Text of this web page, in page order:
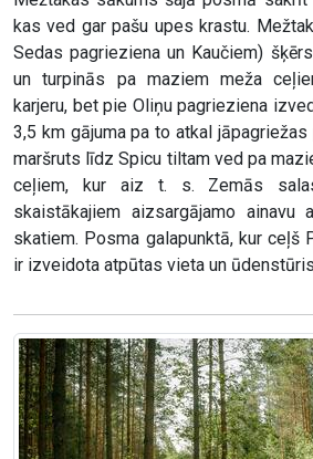
kas ved gar pašu upes krastu.
Sedas pagrieziena un Kaučiem)
un turpinās pa maziem meža
karjeru, bet pie Oliņu pagrieziena
3,5 km gājuma pa to atkal
maršruts līdz Spicu tiltam ved pa
ceļiem, kur aiz t. s. Zemās
skaistākajiem aizsargājamo ainavu
skatiem. Posma galapunktā, kur ceļš
ir izveidota atpūtas vieta un